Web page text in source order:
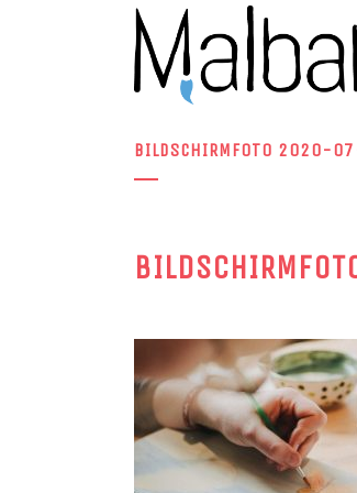
BILDSCHIRMFOTO 2020-